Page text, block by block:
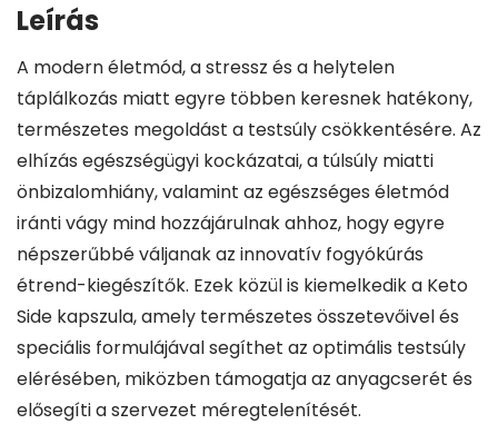
Leírás
A modern életmód, a stressz és a helytelen
táplálkozás miatt egyre többen keresnek hatékony,
természetes megoldást a testsúly csökkentésére. Az
elhízás egészségügyi kockázatai, a túlsúly miatti
önbizalomhiány, valamint az egészséges életmód
iránti vágy mind hozzájárulnak ahhoz, hogy egyre
népszerűbbé váljanak az innovatív fogyókúrás
étrend-kiegészítők. Ezek közül is kiemelkedik a Keto
Side kapszula, amely természetes összetevőivel és
speciális formulájával segíthet az optimális testsúly
elérésében, miközben támogatja az anyagcserét és
elősegíti a szervezet méregtelenítését.